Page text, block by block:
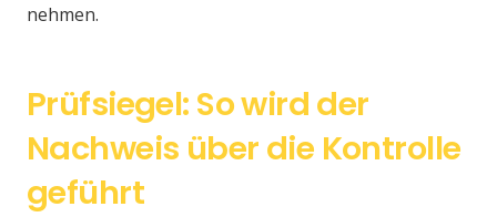
nehmen.
Prüfsiegel: So wird der
Nachweis über die Kontrolle
geführt